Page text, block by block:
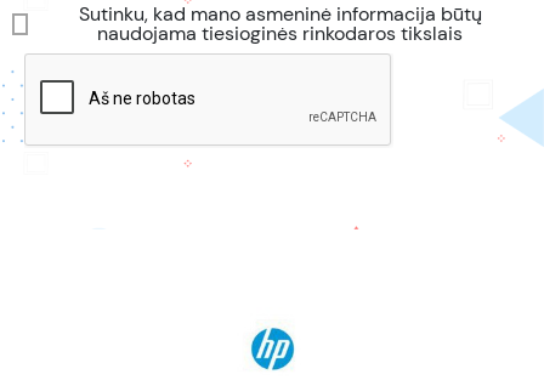
Sutinku, kad mano asmeninė informacija būtų
naudojama tiesioginės rinkodaros tikslais